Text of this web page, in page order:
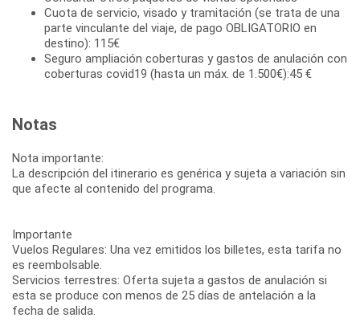
Cuota de servicio, visado y tramitación (se trata de una
parte vinculante del viaje, de pago OBLIGATORIO en
destino): 115€
Seguro ampliación coberturas y gastos de anulación con
coberturas covid19 (hasta un máx. de 1.500€):45 €
Notas
Nota importante:
La descripción del itinerario es genérica y sujeta a variación sin
que afecte al contenido del programa.
Importante
Vuelos Regulares: Una vez emitidos los billetes, esta tarifa no
es reembolsable.
Servicios terrestres: Oferta sujeta a gastos de anulación si
esta se produce con menos de 25 días de antelación a la
fecha de salida.